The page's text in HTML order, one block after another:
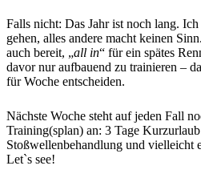
Falls nicht: Das Jahr ist noch lang.
gehen, alles andere macht keinen
auch bereit, „all in“ für ein spätes
davor nur aufbauend zu trainieren –
für Woche entscheiden.
Nächste Woche steht auf jeden Fall
Training(splan) an: 3 Tage
Stoßwellenbehandlung und vielleicht
Let`s see!